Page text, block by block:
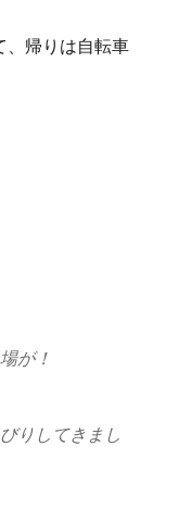
、帰りは自転車
が！
りしてきまし